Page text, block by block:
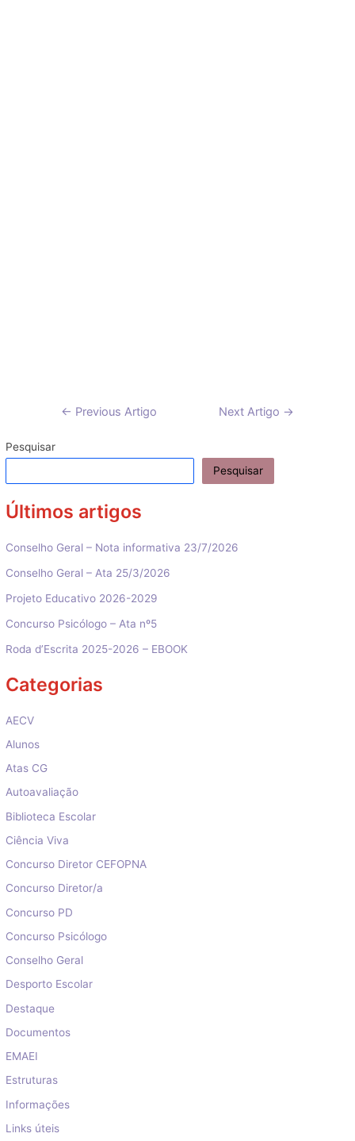
Navegação
artigos
← Previous Artigo Next Artigo →
Pesquisar
Pesquisar
Últimos artigos
Conselho Geral – Nota informativa 23/7/2026
Conselho Geral – Ata 25/3/2026
Projeto Educativo 2026-2029
Concurso Psicólogo – Ata nº5
Roda d’Escrita 2025-2026 – EBOOK
Categorias
AECV
Alunos
Atas CG
Autoavaliação
Biblioteca Escolar
Ciência Viva
Concurso Diretor CEFOPNA
Concurso Diretor/a
Concurso PD
Concurso Psicólogo
Conselho Geral
Desporto Escolar
Destaque
Documentos
EMAEI
Estruturas
Informações
Links úteis